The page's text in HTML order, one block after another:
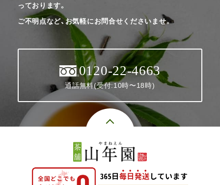
っております。
ご不明点など、お気軽にお問合せくださいませ。
0120-22-4663
通話無料(受付:10時〜18時)